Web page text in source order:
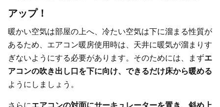
アップ！
暖かい空気は部屋の上へ、冷たい空気は下に溜まる性質が
あるため、エアコン暖房使用時は、天井に暖気が溜まりす
ぎないようにする必要があります。そのためには、まずエ
アコンの吹き出し口を下に向け、できるだけ床から暖める
ようにしましょう。